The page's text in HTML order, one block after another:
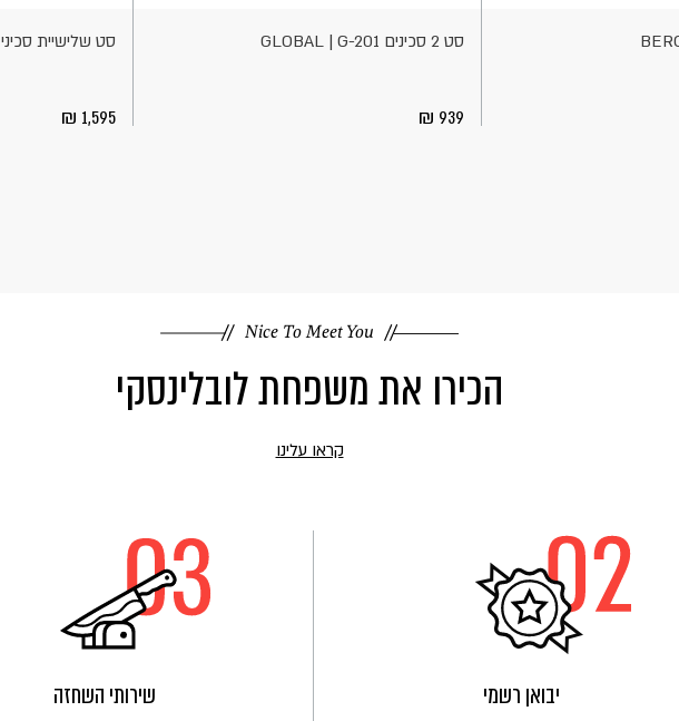
סט 2 סכינים GLOBAL | G-201
939
סט שלישיית סכיני GLOBAL | G-237
1,595
קראו עלינו
הכירו את משפחת לובלינסקי
Nice To Meet You
יבואן רשמי שירותי השחזה